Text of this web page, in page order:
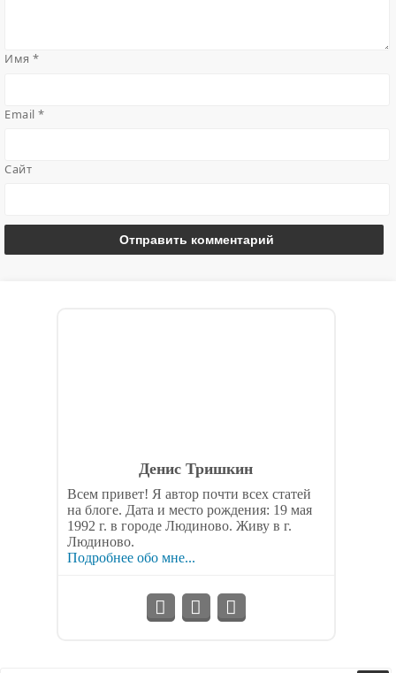
Имя*
Email*
Сайт
Денис Тришкин
Всем привет! Я автор почти всех статей
на блоге. Дата и место рождения: 19 мая
1992 г. в городе Людиново. Живу в г.
Людиново.
Подробнее обо мне...